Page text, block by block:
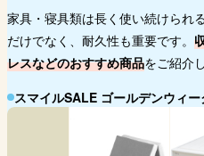
家具・寝具類は長く使い続けられ
だけでなく、耐久性も重要です。
レスなどのおすすめ商品をご紹介
スマイルSALE ゴールデンウィ